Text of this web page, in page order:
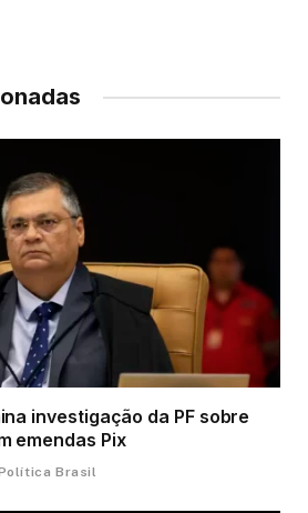
investigação da PF sobre
emendas Pix
Brasil